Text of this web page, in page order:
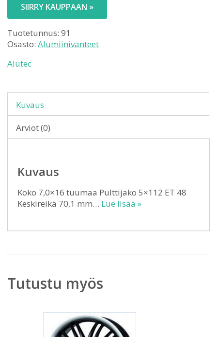
SIIRRY KAUPPAAN »
Tuotetunnus: 91
Osasto: Alumiinivanteet
Alutec
Kuvaus
Arviot (0)
Kuvaus
Koko 7,0×16 tuumaa Pulttijako 5×112 ET 48
Keskireikä 70,1 mm… Lue lisää »
Tutustu myös